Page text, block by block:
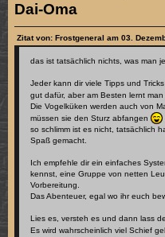
Dai-Oma
Zitat von: Frostgeneral am 03.
das ist tatsächlich nichts, was man
Jeder kann dir viele Tipps und
gut dafür, aber am Besten lernt
Die Vogelküken werden auch von
müssen sie den Sturz abfangen
so schlimm ist es nicht, tatsächlich
Spaß gemacht.
Ich empfehle dir ein einfaches
kennst, eine Gruppe von netten
Vorbereitung.
Das Abenteuer, egal wo ihr euch
Lies es, versteh es und dann lass
Es wird wahrscheinlich viel Schief